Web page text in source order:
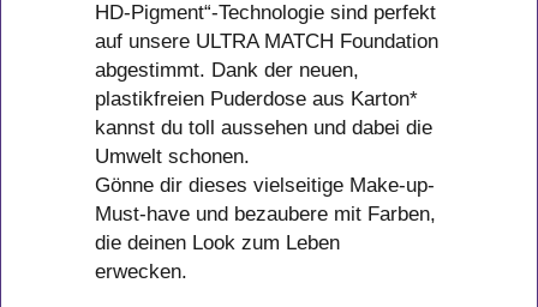
HD-Pigment“-Technologie sind perfekt
auf unsere ULTRA MATCH Foundation
abgestimmt. Dank der neuen,
plastikfreien Puderdose aus Karton*
kannst du toll aussehen und dabei die
Umwelt schonen.
Gönne dir dieses vielseitige Make-up-
Must-have und bezaubere mit Farben,
die deinen Look zum Leben
erwecken.